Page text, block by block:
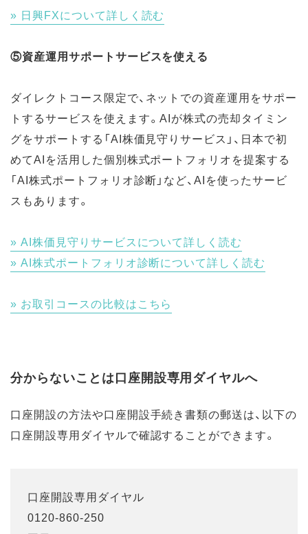
日興FXについて詳しく読む
⑤資産運用サポートサービスを使える
ダイレクトコース限定で、ネットでの資産運用をサポー
トするサービスを使えます。AIが株式の売却タイミン
グをサポートする「AI株価見守りサービス」、日本で初
めてAIを活用した個別株式ポートフォリオを提案する
「AI株式ポートフォリオ診断」など、AIを使ったサービ
スもあります。
AI株価見守りサービスについて詳しく読む
AI株式ポートフォリオ診断について詳しく読む
お取引コースの比較はこちら
分からないことは口座開設専用ダイヤルへ
口座開設の方法や口座開設手続き書類の郵送は、以下の
口座開設専用ダイヤルで確認することができます。
口座開設専用ダイヤル
0120-860-250